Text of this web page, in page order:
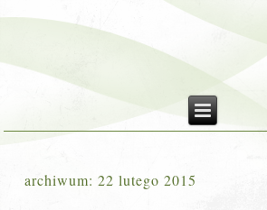
archiwum:22 lutego 2015